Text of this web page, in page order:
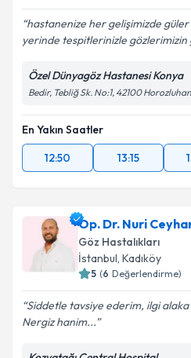
hastanenize her gelişimizde güler
yerinde tespitlerinizle gözlerimizin
Özel Dünyagöz Hastanesi Konya
Bedir, Tebliğ Sk. No:1, 42100
En Yakın Saatler
12:50
13:15
Op. Dr. Nuri
Göz Hastalıkları
İstanbul, Kadıköy
5 (6 Değerlendirme)
Siddetle tavsiye ederim, ilgi
Nergiz hanim...